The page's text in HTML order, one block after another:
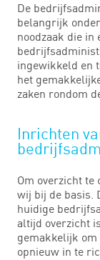
De
belangrijk
noodzaak die in
ingewikkeld en
het
zaken rondom
Inrichten
Om overzicht
wij bij de basis.
huidige
altijd overzicht
gemakkelijk
opnieuw in te